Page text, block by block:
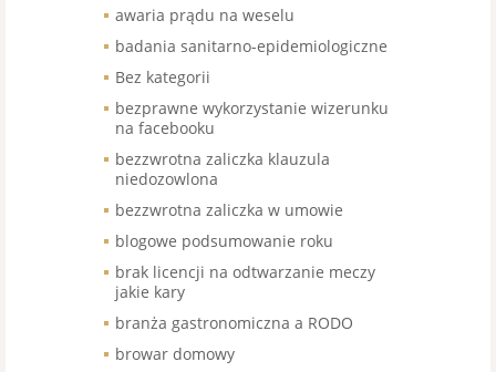
awaria prądu na weselu
badania sanitarno-epidemiologiczne
Bez kategorii
bezprawne wykorzystanie wizerunku
na facebooku
bezzwrotna zaliczka klauzula
niedozowlona
bezzwrotna zaliczka w umowie
blogowe podsumowanie roku
brak licencji na odtwarzanie meczy
jakie kary
branża gastronomiczna a RODO
browar domowy